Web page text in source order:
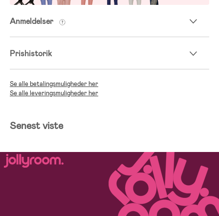
Anmeldelser
Prishistorik
Se alle betalingsmuligheder her
Se alle leveringsmuligheder her
Senest viste